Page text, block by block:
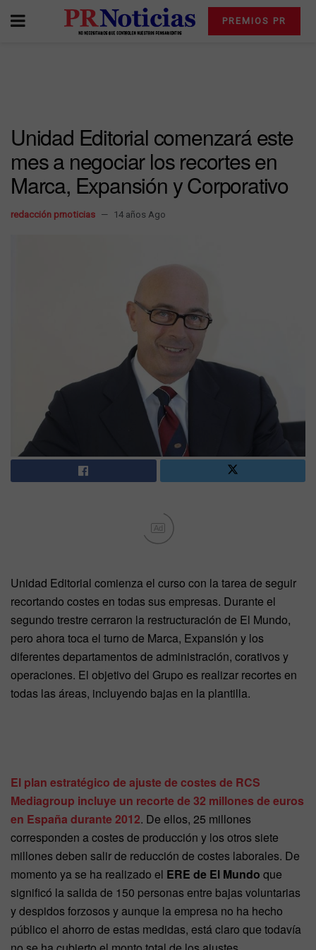
PREMIOS PR
Unidad Editorial comenzará este
mes a negociar los recortes en
Marca, Expansión y Corporativo
redacción prnoticias 14 años Ago
Ad
Unidad Editorial comienza el curso con la tarea de seguir
recortando costes en todas sus empresas. Durante el
segundo trestre cerraron la restructuración de El Mundo,
pero ahora toca el turno de Marca, Expansión y los
diferentes departamentos de administración, corativos y
operaciones. El objetivo del Grupo es realizar recortes en
todas las áreas, incluyendo bajas en la plantilla.
El plan estratégico de ajuste de costes de RCS
Mediagroup incluye un recorte de 32 millones de euros
en España durante 2012. De ellos, 25 millones
corresponden a costes de producción y los otros siete
millones deben salir de reducción de costes laborales. De
momento ya se ha realizado el ERE de El Mundo que
significó la salida de 150 personas entre bajas voluntarias
y despidos forzosos y aunque la empresa no ha hecho
público el ahorro de estas medidas, está claro que todavía